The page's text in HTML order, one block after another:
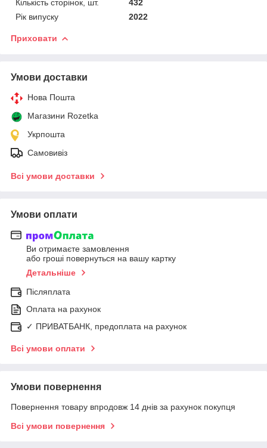
Кількість сторінок, шт.
432
Рік випуску
2022
Приховати
Умови доставки
Нова Пошта
Магазини Rozetka
Укрпошта
Самовивіз
Всі умови доставки
Умови оплати
Ви отримаєте замовлення
або гроші повернуться на вашу картку
Детальніше
Післяплата
Оплата на рахунок
✓ ПРИВАТБАНК, предоплата на рахунок
Всі умови оплати
Умови повернення
Повернення товару впродовж 14 днів за рахунок покупця
Всі умови повернення